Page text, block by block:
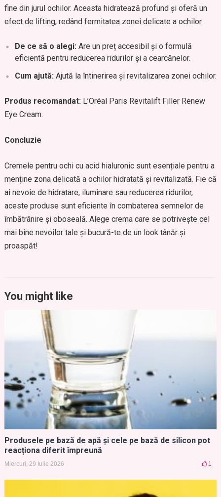
fine din jurul ochilor. Aceasta hidratează profund și oferă un
efect de lifting, redând fermitatea zonei delicate a ochilor.
De ce să o alegi: Are un preț accesibil și o formulă
eficientă pentru reducerea ridurilor și a cearcănelor.
Cum ajută: Ajută la întinerirea și revitalizarea zonei ochilor.
Produs recomandat: L’Oréal Paris Revitalift Filler Renew
Eye Cream.
Concluzie
Cremele pentru ochi cu acid hialuronic sunt esențiale pentru a
menține zona delicată a ochilor hidratată și revitalizată. Fie că
ai nevoie de hidratare, iluminare sau reducerea ridurilor,
aceste produse sunt eficiente în combaterea semnelor de
îmbătrânire și oboseală. Alege crema care se potrivește cel
mai bine nevoilor tale și bucură-te de un look tânăr și
proaspăt!
You might like
Produsele pe bază de apă și cele pe bază de silicon pot
reacționa diferit împreună
Miercuri, 29 Iulie 2026 1